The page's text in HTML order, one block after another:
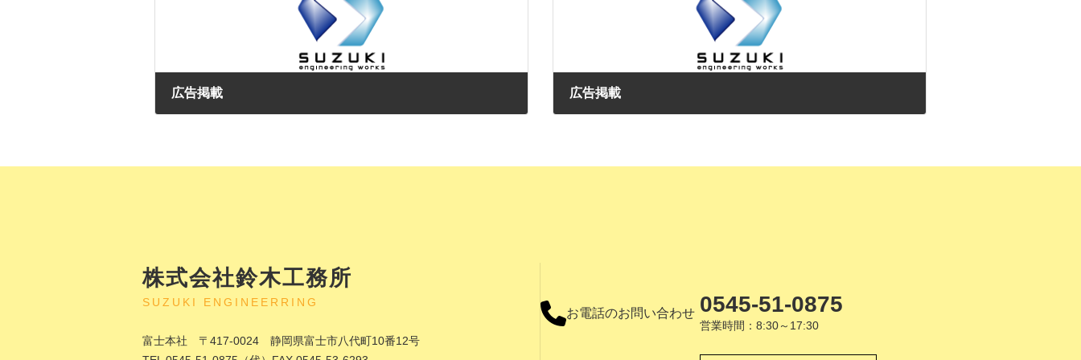
広告掲載 広告掲載
株式会社鈴木工務所
SUZUKI ENGINEERRING
富士本社 〒417-0024 静岡県富士市八代町10番12号
お電話のお問い合わせ 0545-51-0875
営業時間：8:30～17:30